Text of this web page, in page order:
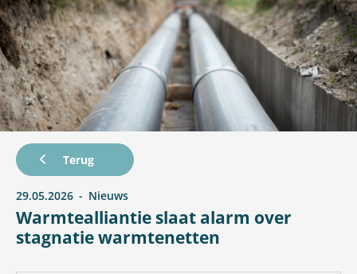
Warmtealliantie slaat alarm over
stagnatie warmtenetten
Terug
29.05.2026 Nieuws